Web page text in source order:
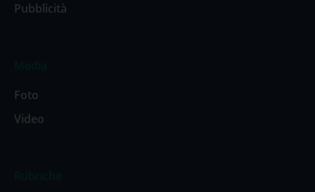
Pubblicità
Foto
Video